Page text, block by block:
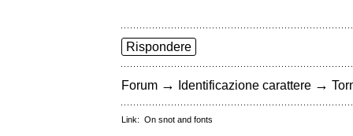
Rispondere
Forum → Identificazione carattere →
Link: On snot and fonts